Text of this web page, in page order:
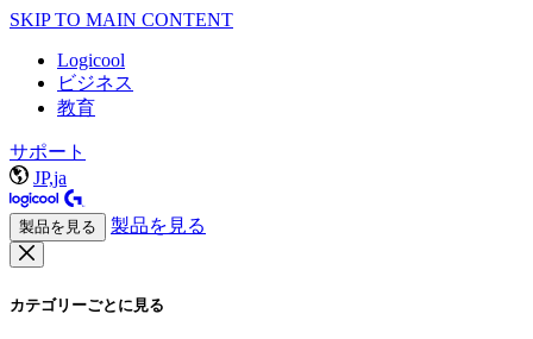
SKIP TO MAIN CONTENT
Logicool
ビジネス
教育
サポート
JP,ja
製品を見る 製品を見る
カテゴリーごとに見る